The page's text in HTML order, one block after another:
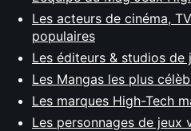
Les acteurs de cinéma,
populaires
Les éditeurs & studios de
Les Mangas les plus
Les marques High-Tech
Les personnages de jeux